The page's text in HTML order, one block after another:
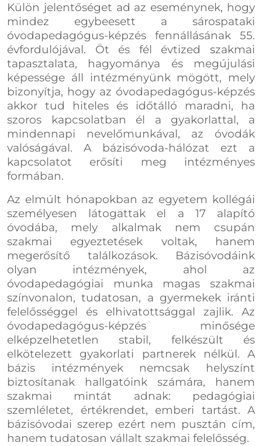
Külön jelentőséget ad az eseménynek, hogy
mindez egybeesett a sárospataki
óvodapedagógus-képzés fennállásának 55.
évfordulójával. Öt és fél évtized szakmai
tapasztalata, hagyománya és megújulási
képessége áll intézményünk mögött, mely
bizonyítja, hogy az óvodapedagógus-képzés
akkor tud hiteles és időtálló maradni, ha
szoros kapcsolatban él a gyakorlattal, a
mindennapi nevelőmunkával, az óvodák
valóságával. A bázisóvoda-hálózat ezt a
kapcsolatot erősíti meg intézményes
formában.
Az elmúlt hónapokban az egyetem kollégái
személyesen látogattak el a 17 alapító
óvodába, mely alkalmak nem csupán
szakmai egyeztetések voltak, hanem
megerősítő találkozások. Bázisóvodáink
olyan intézmények, ahol az
óvodapedagógiai munka magas szakmai
színvonalon, tudatosan, a gyermekek iránti
felelősséggel és elhivatottsággal zajlik. Az
óvodapedagógus-képzés minősége
elképzelhetetlen stabil, felkészült és
elkötelezett gyakorlati partnerek nélkül. A
bázis intézmények nemcsak helyszínt
biztosítanak hallgatóink számára, hanem
szakmai mintát adnak: pedagógiai
szemléletet, értékrendet, emberi tartást. A
bázisóvodai szerep ezért nem pusztán cím,
hanem tudatosan vállalt szakmai felelősség.